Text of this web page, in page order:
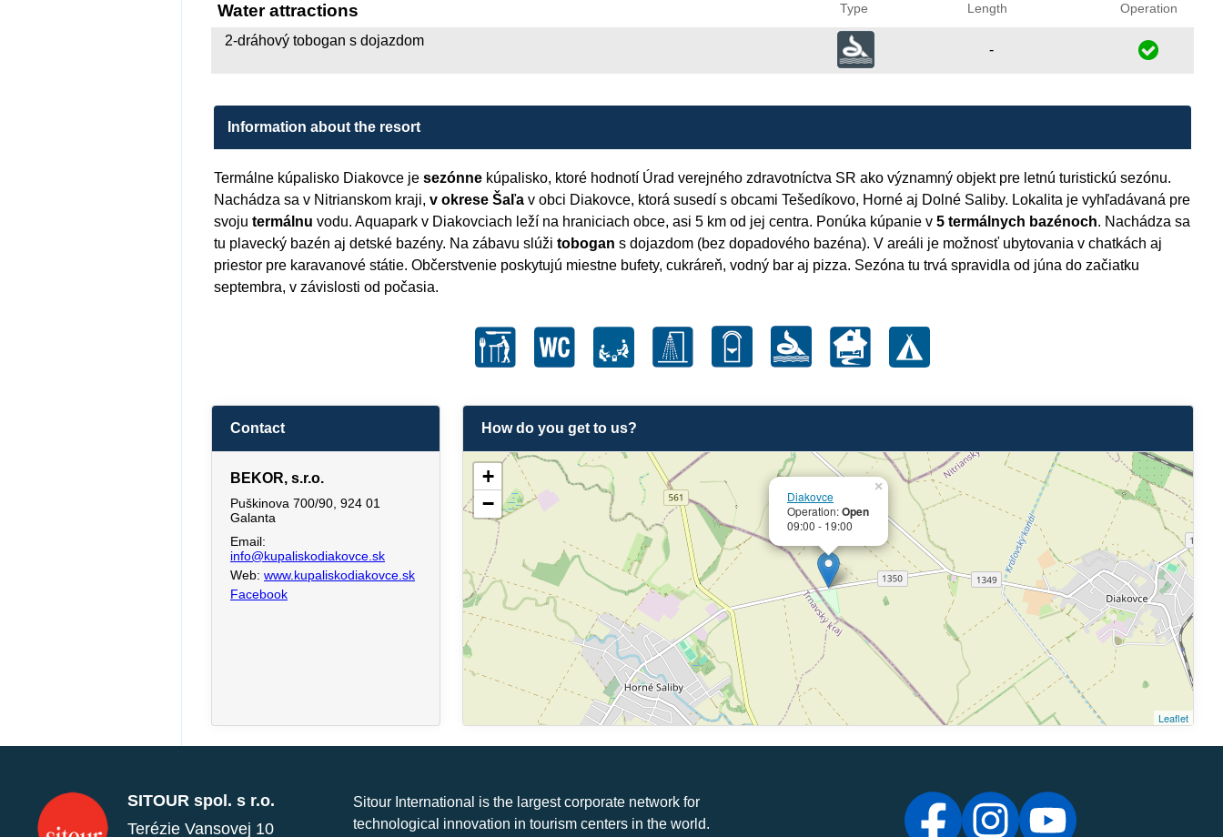
Water attractions Type Length Operation
2-dráhový tobogan s dojazdom
-
Information about the resort
Termálne kúpalisko Diakovce je sezónne kúpalisko, ktoré hodnotí Úrad verejného zdravotníctva SR ako významný objekt pre letnú turistickú sezónu.
Nachádza sa v Nitrianskom kraji, v okrese Šaľa v obci Diakovce, ktorá susedí s obcami Tešedíkovo, Horné aj Dolné Saliby. Lokalita je vyhľadávaná pre
svoju termálnu vodu. Aquapark v Diakovciach leží na hraniciach obce, asi 5 km od jej centra. Ponúka kúpanie v 5 termálnych bazénoch. Nachádza sa
tu plavecký bazén aj detské bazény. Na zábavu slúži tobogan s dojazdom (bez dopadového bazéna). V areáli je možnosť ubytovania v chatkách aj
priestor pre karavanové státie. Občerstvenie poskytujú miestne bufety, cukráreň, vodný bar aj pizza. Sezóna tu trvá spravidla od júna do začiatku
septembra, v závislosti od počasia.
Contact
BEKOR, s.r.o.
Puškinova 700/90, 924 01
Galanta
Email:
info@kupaliskodiakovce.sk
Web: www.kupaliskodiakovce.sk
Facebook
How do you get to us?
Diakovce
Operation:Open
09:00 - 19:00
×
+
−
Leaflet
SITOUR spol. s r.o.
Terézie Vansovej 10
Sitour International is the largest corporate network for
technological innovation in tourism centers in the world.